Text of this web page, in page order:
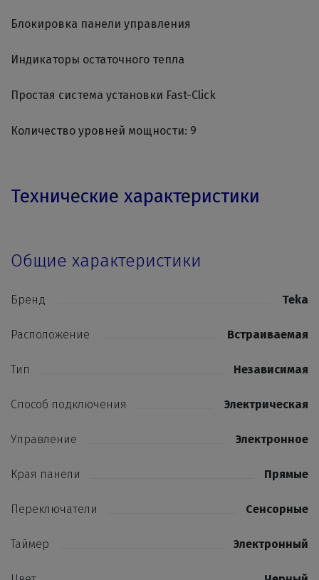
Блокировка панели управления
Индикаторы остаточного тепла
Простая система установки Fast-Click
Количество уровней мощности: 9
Технические характеристики
Общие характеристики
Бренд Teka
Расположение Встраиваемая
Тип Независимая
Способ подключения Электрическая
Управление Электронное
Края панели Прямые
Переключатели Сенсорные
Таймер Электронный